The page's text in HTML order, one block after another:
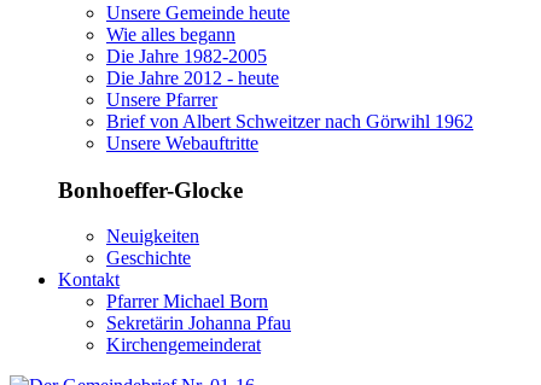
Unsere Gemeinde heute
Wie alles begann
Die Jahre 1982-2005
Die Jahre 2012 - heute
Unsere Pfarrer
Brief von Albert Schweitzer nach Görwihl 1962
Unsere Webauftritte
Bonhoeffer-Glocke
Neuigkeiten
Geschichte
Kontakt
Pfarrer Michael Born
Sekretärin Johanna Pfau
Kirchengemeinderat